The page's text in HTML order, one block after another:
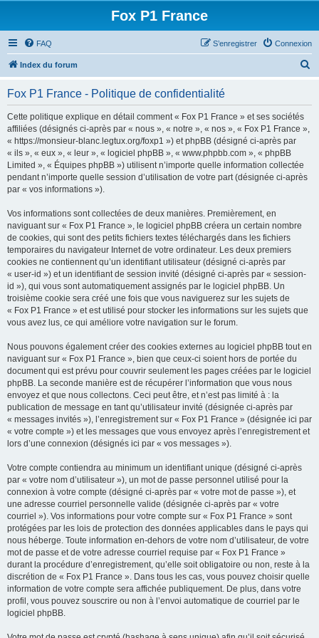
Fox P1 France
FAQ Connexion
S’enregistrer
Index du forum
Fox P1 France - Politique de confidentialité
Cette politique explique en détail comment « Fox P1 France » et ses sociétés
affiliées (désignés ci-après par « nous », « notre », « nos », « Fox P1 France »,
« https://monsieur-blanc.legtux.org/foxp1 ») et phpBB (désigné ci-après par
« ils », « eux », « leur », « logiciel phpBB », « www.phpbb.com », « phpBB
Limited », « Équipes phpBB ») utilisent n’importe quelle information collectée
pendant n’importe quelle session d’utilisation de votre part (désignée ci-après
par « vos informations »).
Vos informations sont collectées de deux manières. Premièrement, en
naviguant sur « Fox P1 France », le logiciel phpBB créera un certain nombre
de cookies, qui sont des petits fichiers textes téléchargés dans les fichiers
temporaires du navigateur Internet de votre ordinateur. Les deux premiers
cookies ne contiennent qu’un identifiant utilisateur (désigné ci-après par
« user-id ») et un identifiant de session invité (désigné ci-après par « session-
id »), qui vous sont automatiquement assignés par le logiciel phpBB. Un
troisième cookie sera créé une fois que vous naviguerez sur les sujets de
« Fox P1 France » et est utilisé pour stocker les informations sur les sujets que
vous avez lus, ce qui améliore votre navigation sur le forum.
Nous pouvons également créer des cookies externes au logiciel phpBB tout en
naviguant sur « Fox P1 France », bien que ceux-ci soient hors de portée du
document qui est prévu pour couvrir seulement les pages créées par le logiciel
phpBB. La seconde manière est de récupérer l’information que vous nous
envoyez et que nous collectons. Ceci peut être, et n’est pas limité à : la
publication de message en tant qu’utilisateur invité (désignée ci-après par
« messages invités »), l’enregistrement sur « Fox P1 France » (désignée ici par
« votre compte ») et les messages que vous envoyez après l’enregistrement et
lors d’une connexion (désignés ici par « vos messages »).
Votre compte contiendra au minimum un identifiant unique (désigné ci-après
par « votre nom d’utilisateur »), un mot de passe personnel utilisé pour la
connexion à votre compte (désigné ci-après par « votre mot de passe »), et
une adresse courriel personnelle valide (désignée ci-après par « votre
courriel »). Vos informations pour votre compte sur « Fox P1 France » sont
protégées par les lois de protection des données applicables dans le pays qui
nous héberge. Toute information en-dehors de votre nom d’utilisateur, de votre
mot de passe et de votre adresse courriel requise par « Fox P1 France »
durant la procédure d’enregistrement, qu’elle soit obligatoire ou non, reste à la
discrétion de « Fox P1 France ». Dans tous les cas, vous pouvez choisir quelle
information de votre compte sera affichée publiquement. De plus, dans votre
profil, vous pouvez souscrire ou non à l’envoi automatique de courriel par le
logiciel phpBB.